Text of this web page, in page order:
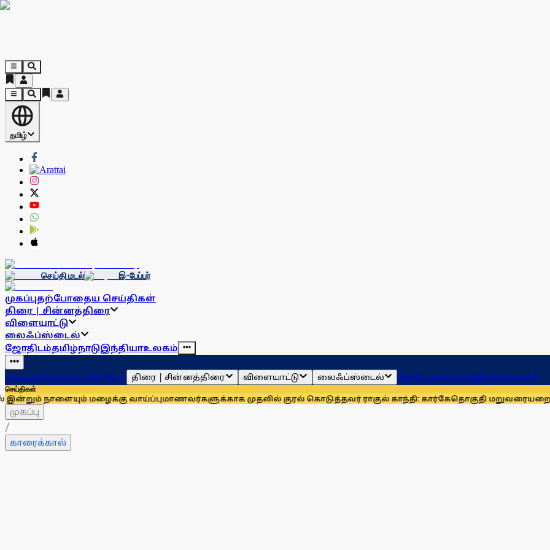
தமிழ்
செய்தி மடல் இ-பேப்பர்
முகப்புதற்போதைய செய்திகள்
திரை | சின்னத்திரை
விளையாட்டு
லைஃப்ஸ்டைல்
ஜோதிடம்தமிழ்நாடுஇந்தியாஉலகம்
முகப்புதற்போதைய செய்திகள் திரை | சின்னத்திரை விளையாட்டு லைஃப்ஸ்டைல் ஜோதிடம்தமிழ்நாடுஇந்தியாஉலகம்
செய்திகள்
மழைக்கு வாய்ப்புமாணவர்களுக்காக முதலில் குரல் கொடுத்தவர் ராகுல் காந்தி: கார்கேதொகுதி மறுவரையறையை
முகப்பு
/
காரைக்கால்